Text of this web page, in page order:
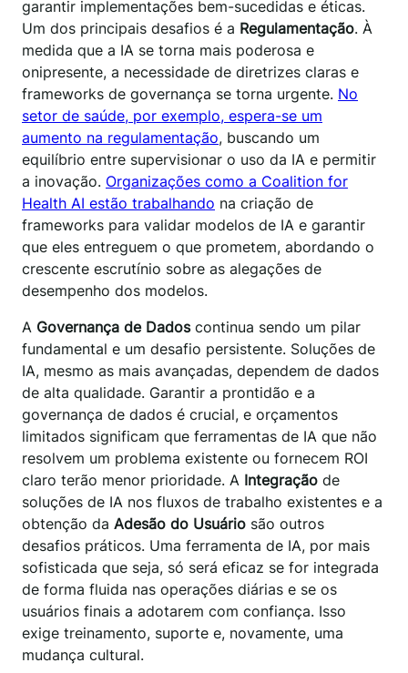
garantir implementações bem-sucedidas e éticas.
Um dos principais desafios é a Regulamentação. À
medida que a IA se torna mais poderosa e
onipresente, a necessidade de diretrizes claras e
frameworks de governança se torna urgente. No
setor de saúde, por exemplo, espera-se um
aumento na regulamentação, buscando um
equilíbrio entre supervisionar o uso da IA e permitir
a inovação. Organizações como a Coalition for
Health AI estão trabalhando na criação de
frameworks para validar modelos de IA e garantir
que eles entreguem o que prometem, abordando o
crescente escrutínio sobre as alegações de
desempenho dos modelos.
A Governança de Dadoscontinua sendo um pilar
fundamental e um desafio persistente. Soluções de
IA, mesmo as mais avançadas, dependem de dados
de alta qualidade. Garantir a prontidão e a
governança de dados é crucial, e orçamentos
limitados significam que ferramentas de IA que não
resolvem um problema existente ou fornecem ROI
claro terão menor prioridade. A Integração de
soluções de IA nos fluxos de trabalho existentes e a
obtenção da Adesão do Usuário são outros
desafios práticos. Uma ferramenta de IA, por mais
sofisticada que seja, só será eficaz se for integrada
de forma fluida nas operações diárias e se os
usuários finais a adotarem com confiança. Isso
exige treinamento, suporte e, novamente, uma
mudança cultural.